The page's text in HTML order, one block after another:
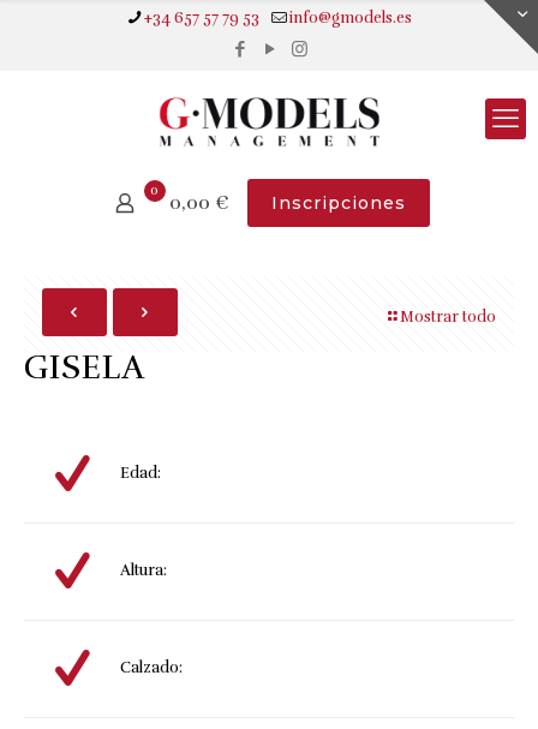
+34 657 57 79 53 info@gmodels.es
0
0,00 € Inscripciones
Mostrar todo
GISELA
Edad:
Altura:
Calzado: